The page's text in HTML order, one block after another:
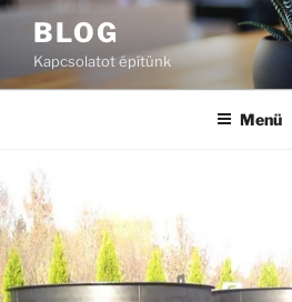
Tartalomhoz
BLOG
Kapcsolatot építünk
Menü